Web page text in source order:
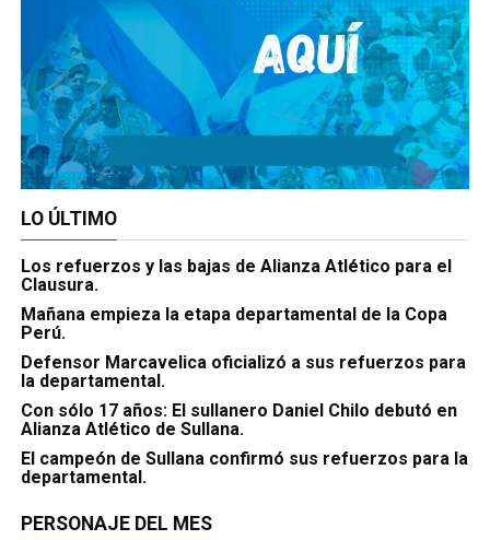
LO ÚLTIMO
Los refuerzos y las bajas de Alianza Atlético para el
Clausura.
Mañana empieza la etapa departamental de la Copa
Perú.
Defensor Marcavelica oficializó a sus refuerzos para
la departamental.
Con sólo 17 años: El sullanero Daniel Chilo debutó en
Alianza Atlético de Sullana.
El campeón de Sullana confirmó sus refuerzos para la
departamental.
PERSONAJE DEL MES